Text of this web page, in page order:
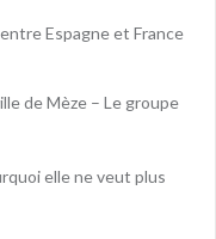
Espagne et France
de Mèze – Le groupe
elle ne veut plus